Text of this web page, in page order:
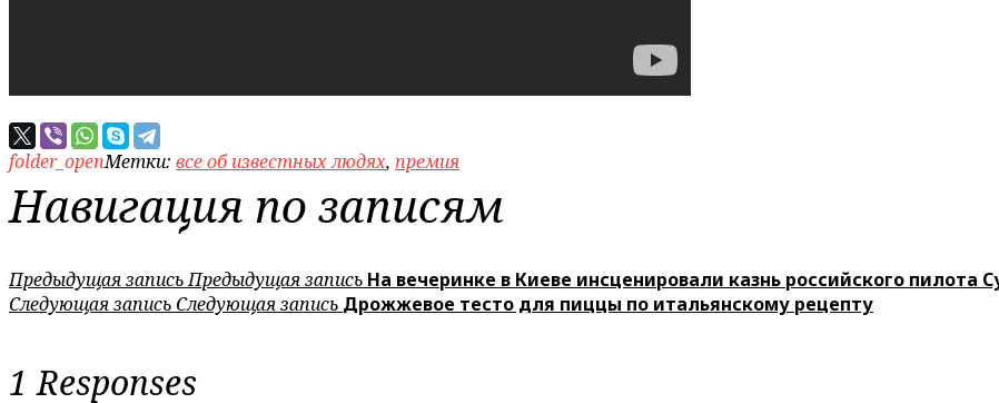
folder_openМетки: все об известных людях, премия
Навигация по записям
Предыдущая записьПредыдущая запись На вечеринке в Киеве инсценировали казнь российского пилота
Следующая запись Следующая запись Дрожжевое тесто для пиццы по итальянскому рецепту
1 Responses